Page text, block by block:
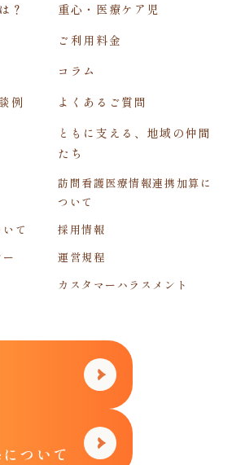
？
重心・医療ケア児
ご利用料金
コラム
例
よくあるご質問
ともに支える、地域の仲間
たち
訪問看護医療情報連携加算に
ついて
て
採用情報
運営規程
カスタマーハラスメント
ついて